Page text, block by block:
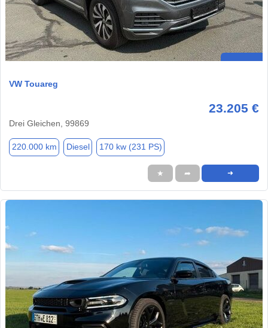
VW Touareg
23.205 €
Drei Gleichen, 99869
220.000 km Diesel 170 kw (231 PS)
★ ➦ ➜